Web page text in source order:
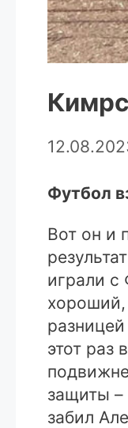
Футбол
Вот он и
играли с
хороший,
этот раз
защиты –
забил